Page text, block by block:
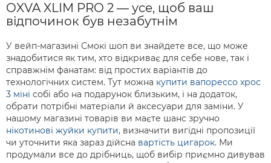
OXVA XLIM PRO 2 — усе, щоб ваш
відпочинок був незабутнім
У вейп-магазині Смокі шоп ви знайдете все, що може
знадобитися як тим, хто відкриває для себе нове, так і
справжнім фанатам: від простих варіантів до
технологічних систем. Тут можна купити вапорессо хрос
3 міні собі або на подарунок близьким, і на додаток,
обрати потрібні матеріали й аксесуари для заміни. У
нашому магазині товарів ви маєте шанс зручно
нікотинові жуйки купити, визначити вигідні пропозиції
чи уточнити яка зараз дійсна вартість цигарок. Ми
продумали все до дрібниць, щоб вибір приємно дивував